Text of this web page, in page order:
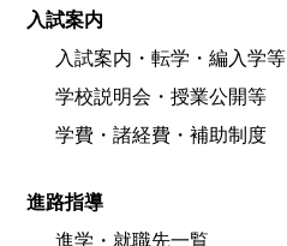
入試案内
入試案内・転学・編入学等
学校説明会・授業公開等
学費・諸経費・補助制度
進路指導
進学・就職先一覧